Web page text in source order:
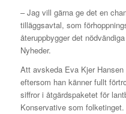
– Jag vill gärna ge det en
tilläggsavtal, som
återuppbygger det
Nyheder.
Att avskeda Eva Kjer
eftersom han känner fullt
siffror i åtgärdspaketet för
Konservative som folketinget.